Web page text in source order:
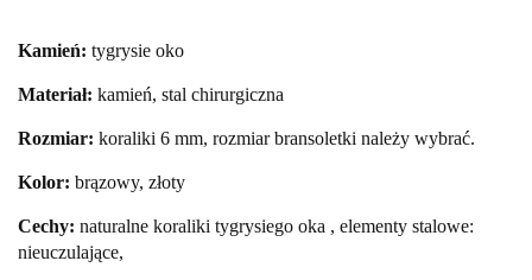
Kamień: tygrysie oko
Materiał: kamień, stal chirurgiczna
Rozmiar: koraliki 6 mm, rozmiar bransoletki należy wybrać.
Kolor: brązowy, złoty
Cechy: naturalne koraliki tygrysiego oka , elementy stalowe:
nieuczulające,